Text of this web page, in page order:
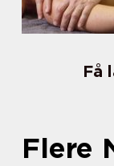
Få
Flere